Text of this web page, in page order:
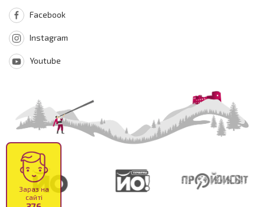
Facebook
Instagram
Youtube
Зараз на
376
відвідувачів